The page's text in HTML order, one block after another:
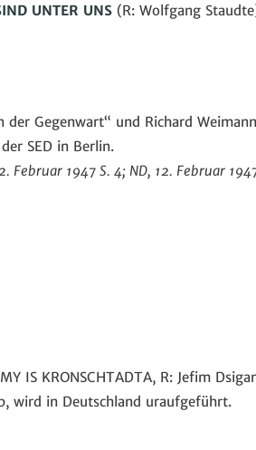
UNTER UNS (R: Wolfgang
Gegenwart“ und Richard
SED in Berlin.
Februar 1947 S. 4; ND, 12. Februar
IS KRONSCHTADTA, R: Jefim
wird in Deutschland uraufgeführt.